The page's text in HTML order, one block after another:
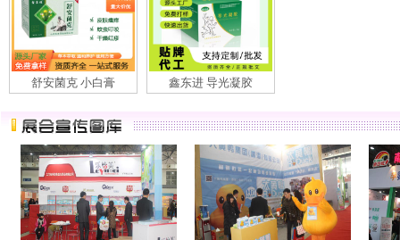
舒安菌克 小白膏 鑫东进 导光凝胶